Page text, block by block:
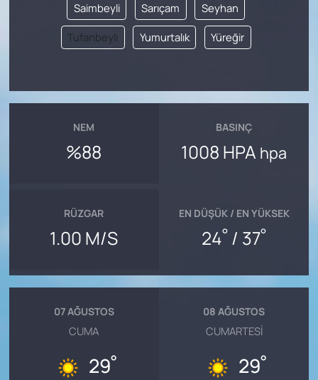
Saimbeyli Sarıçam Seyhan
Tufanbeyli Yumurtalık Yüreğir
NEM
%88
BASINÇ
1008 HPA hpa
RÜZGAR
1.00 M/S
EN DÜŞÜK / EN YÜKSEK
24° / 37°
07 AĞUSTOS
CUMA
29°
08 AĞUSTOS
CUMARTESI
29°